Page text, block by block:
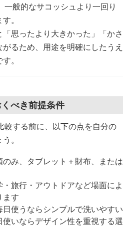
般的なサコッシュより一回り
。
思ったより大きかった」「かさ
るため、用途を明確にしたうえ
。
べき前提条件
較する前に、以下の点を自分の
。
のみ、タブレット＋財布、または
・旅行・アウトドアなど場面によ
ます
日使うならシンプルで洗いやすい
いならデザイン性を重視する選